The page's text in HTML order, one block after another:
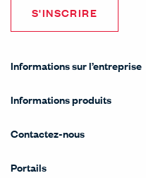
S'INSCRIRE
Informations sur l’entreprise
Informations produits
Contactez-nous
Portails